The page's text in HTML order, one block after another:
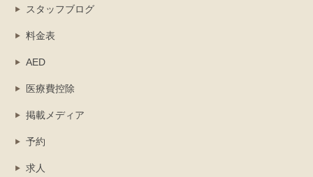
スタッフブログ
料金表
AED
医療費控除
掲載メディア
予約
求人